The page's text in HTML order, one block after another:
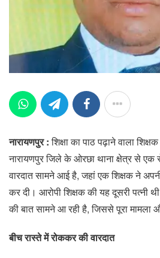
नारायणपुर :शिक्षा का पाठ पढ़ाने वाला
नारायणपुर जिले के ओरछा थाना क्षेत्र से एक
वारदात सामने आई है, जहां एक शिक्षक ने
कर दी। आरोपी शिक्षक की यह दूसरी पत्नी
की बात सामने आ रही है, जिससे पूरा मामला
बीच रास्ते में रोककर की वारदात